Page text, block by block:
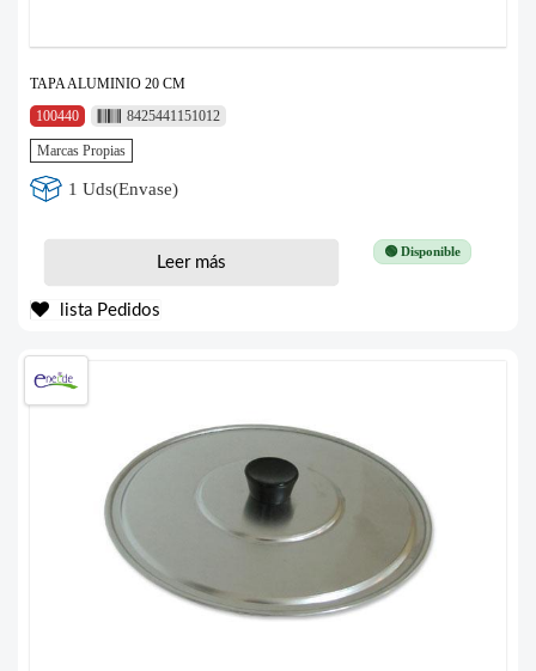
TAPA ALUMINIO 20 CM
100440
8425441151012
Marcas Propias
1 Uds(Envase)
🟢 Disponible
Leer más
lista Pedidos